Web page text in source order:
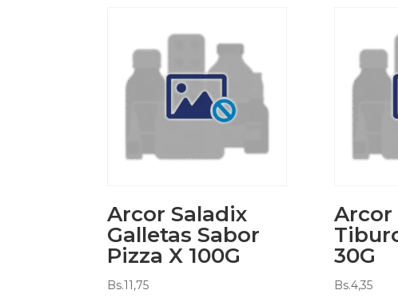
Arcor Saladix
Galletas Sabor
Pizza X 100G
Bs.11,75
Arcor
30G
Bs.4,35